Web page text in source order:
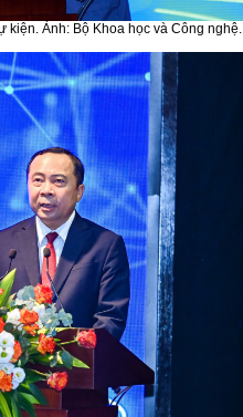
Ảnh: Bộ Khoa học và Công nghệ.